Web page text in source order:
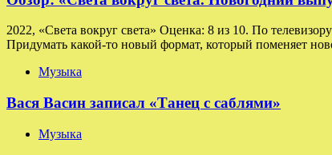
2022, «Света вокруг света» Оценка: 8 из 10. По
Придумать какой-то новый формат, который поменяет
Музыка
Вася Васин записал «Танец с саблями»
Музыка